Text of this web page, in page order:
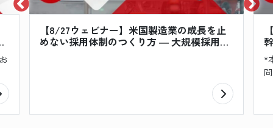
【8/27ウェビナー】米国製造業の成長を止
めない採用体制のつくり方 ― 大規模採用か
*